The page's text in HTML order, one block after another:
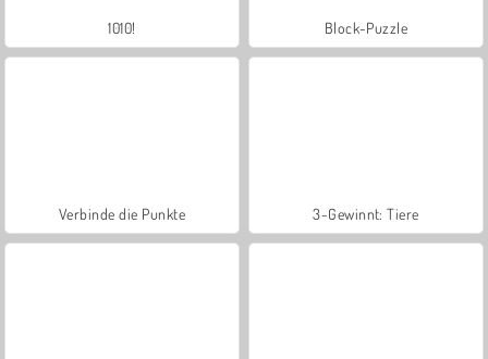
1010! Block-Puzzle
Verbinde die Punkte 3-Gewinnt: Tiere